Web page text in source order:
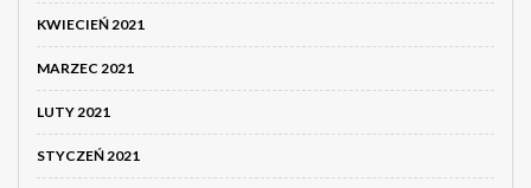
KWIECIEŃ 2021
MARZEC 2021
LUTY 2021
STYCZEŃ 2021